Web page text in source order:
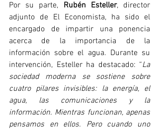
Por su parte, Rubén Esteller, director
adjunto de El Economista, ha sido el
encargado de impartir una ponencia
acerca de la importancia de la
información sobre el agua. Durante su
intervención, Esteller ha destacado: “La
sociedad moderna se sostiene sobre
cuatro pilares invisibles: la energía, el
agua, las comunicaciones y la
información. Mientras funcionan, apenas
pensamos en ellos. Pero cuando uno